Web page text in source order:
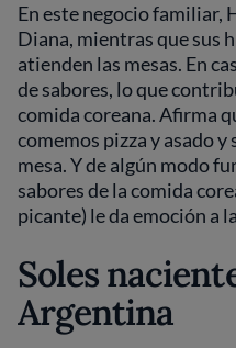
En este negocio familiar,
Diana, mientras que sus
atienden las mesas. En
de sabores, lo que
comida coreana. Afirma
comemos pizza y asado
mesa. Y de algún modo
sabores de la comida
picante) le da emoción a
Soles
Argentina